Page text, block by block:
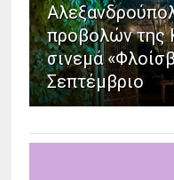
προβολών της
σινεμά
Σεπτέμβριο